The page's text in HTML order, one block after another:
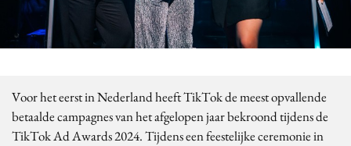
Bureaus
Campagnes
Craft
Customer Experience
Voor het eerst in Nederland heeft TikTok de meest opvallende
betaalde campagnes van het afgelopen jaar bekroond tijdens de
TikTok Ad Awards 2024. Tijdens een feestelijke ceremonie in